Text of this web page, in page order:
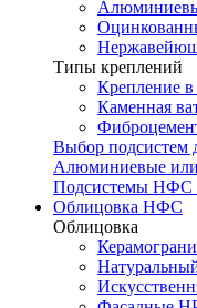
Типы креплений
Крепление
Каменная
Выбор подсистем
Алюминиевые или
Подсистемы НФС
Облицовка НФС
Облицовка